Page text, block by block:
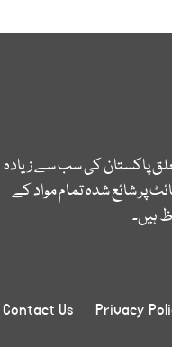
پاکستان کی سب سے زیادہ
پر شائع شدہ تمام مواد کے
ہیں۔
Privacy
Contact Us